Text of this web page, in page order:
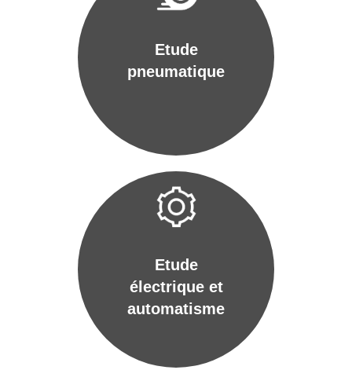
Etude
pneumatique
Etude
électrique et
automatisme